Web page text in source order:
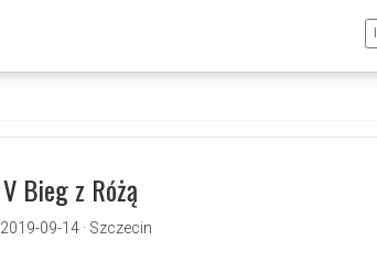
V Bieg z Różą
2019-09-14· Szczecin